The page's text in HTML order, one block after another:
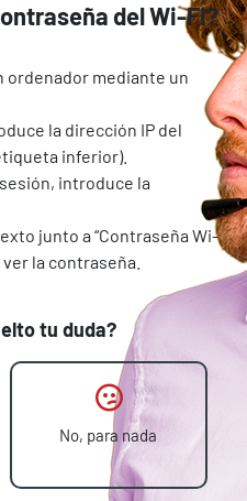
del Wi-Fi?
ordenador mediante un
la dirección IP del
inferior).
introduce la
junto a “Contraseña Wi-
la contraseña.
tu duda?
No, para nada